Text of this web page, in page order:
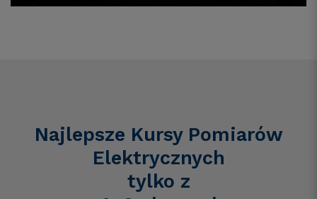
Najlepsze Kursy Pomiarów
Elektrycznych
tylko z